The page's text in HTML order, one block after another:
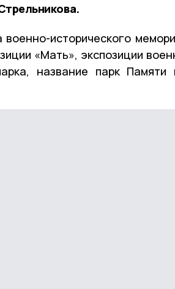
исторического
«Мать», экспозиции
название парк